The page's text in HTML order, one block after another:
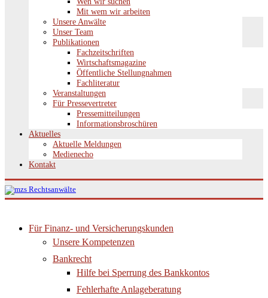
Mit wem wir arbeiten
Unsere Anwälte
Unser Team
Publikationen
Fachzeitschriften
Wirtschaftsmagazine
Öffentliche Stellungnahmen
Fachliteratur
Veranstaltungen
Für Pressevertreter
Pressemitteilungen
Informationsbroschüren
Aktuelles
Aktuelle Meldungen
Medienecho
Kontakt
Für Finanz- und Versicherungskunden
Unsere Kompetenzen
Bankrecht
Hilfe bei Sperrung des Bankkontos
Fehlerhafte Anlageberatung